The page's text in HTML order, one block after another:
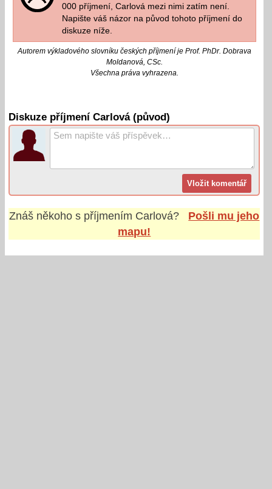
000 příjmení, Carlová mezi nimi zatím není.
Napište váš názor na původ tohoto příjmení do
diskuze níže.
Autorem výkladového slovníku českých příjmení je Prof. PhDr. Dobrava
Moldanová, CSc.
Všechna práva vyhrazena.
Diskuze příjmení Carlová (původ)
Znáš někoho s příjmením Carlová?
Pošli mu jeho
mapu!